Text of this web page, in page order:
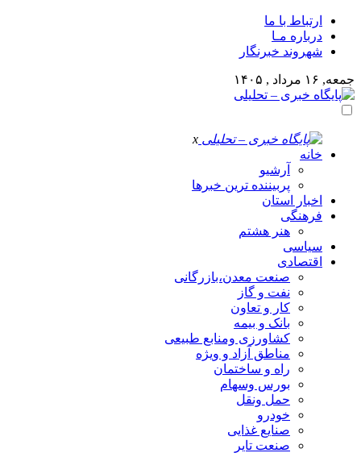
ارتباط با ما
درباره مـا
شهروند خبرنگار
جمعه, ۱۶ مرداد , ۱۴۰۵
x
خانه
آرشیو
پربیننده ترین خبرها
اخبار استان
فرهنگی
هنر هشتم
سیاسی
اقتصادی
صنعت معدن،بازرگانی
نفت و گاز
کار و تعاون
بانک و بیمه
کشاورزی ومنابع طبیعی
مناطق آزاد و ویژه
راه و ساختمان
بورس وسهام
حمل ونقل
خودرو
صنایع غذایی
صنعت تایر